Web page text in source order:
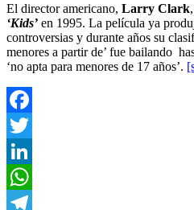
El director americano, Larry Clark
‘Kids’ en 1995. La película ya
controversias y durante años su
menores a partir de’ fue bailando
‘no apta para menores de 17 años’.
Facebook
Twitter
LinkedIn
WhatsApp